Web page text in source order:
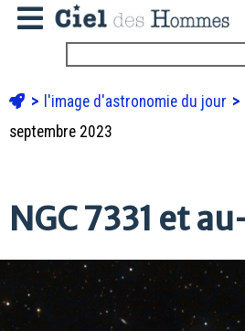
l'image d'astronomie du jour
septembre 2023
NGC 7331 et